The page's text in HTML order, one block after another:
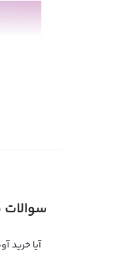
خرید آوه
سوالات
آیا خرید